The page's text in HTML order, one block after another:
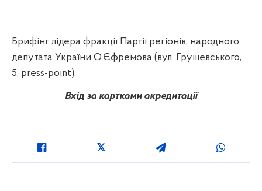
Брифінг лідера фракції Партії регіонів, народного
депутата України О.Єфремова (вул. Грушевського,
5, press-point).
Вхід за картками акредитації